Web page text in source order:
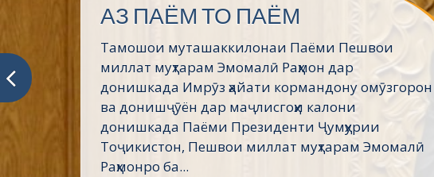
АЗ ПАЁМ ТО ПАЁМ
Тамошои муташаккилонаи Паёми Пешвои
миллат муҳтарам Эмомалӣ Раҳмон дар
донишкада Имрӯз ҳайати кормандону омӯзгорон
ва донишҷӯён дар маҷлисгоҳи калони
донишкада Паёми Президенти Ҷумҳурии
Тоҷикистон, Пешвои миллат муҳтарам Эмомалӣ
Раҳмонро ба...